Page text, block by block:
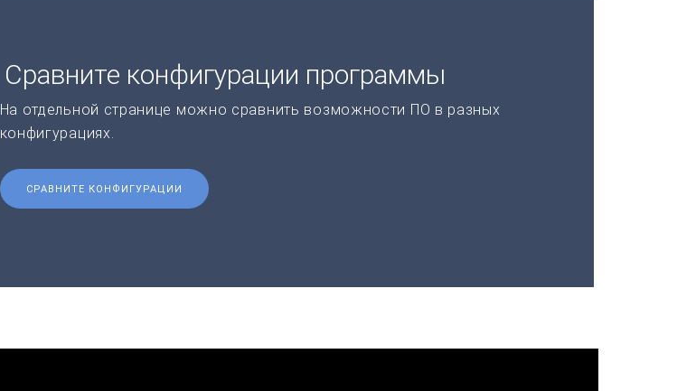
Сравните конфигурации программы
На отдельной странице можно сравнить возможности ПО в разных
конфигурациях.
СРАВНИТЕ КОНФИГУРАЦИИ